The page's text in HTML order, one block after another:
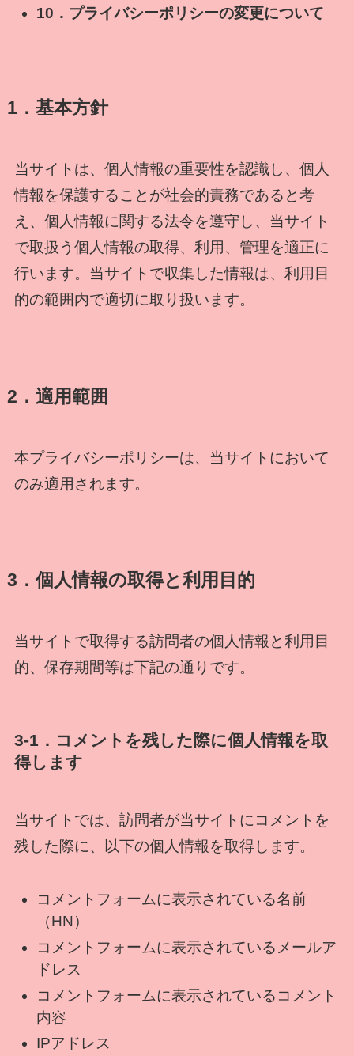
10．プライバシーポリシーの変更について
1．基本方針
当サイトは、個人情報の重要性を認識し、個人
情報を保護することが社会的責務であると考
え、個人情報に関する法令を遵守し、当サイト
で取扱う個人情報の取得、利用、管理を適正に
行います。当サイトで収集した情報は、利用目
的の範囲内で適切に取り扱います。
2．適用範囲
本プライバシーポリシーは、当サイトにおいて
のみ適用されます。
3．個人情報の取得と利用目的
当サイトで取得する訪問者の個人情報と利用目
的、保存期間等は下記の通りです。
3-1．コメントを残した際に個人情報を取
得します
当サイトでは、訪問者が当サイトにコメントを
残した際に、以下の個人情報を取得します。
コメントフォームに表示されている名前
（HN）
コメントフォームに表示されているメールア
ドレス
コメントフォームに表示されているコメント
内容
IPアドレス